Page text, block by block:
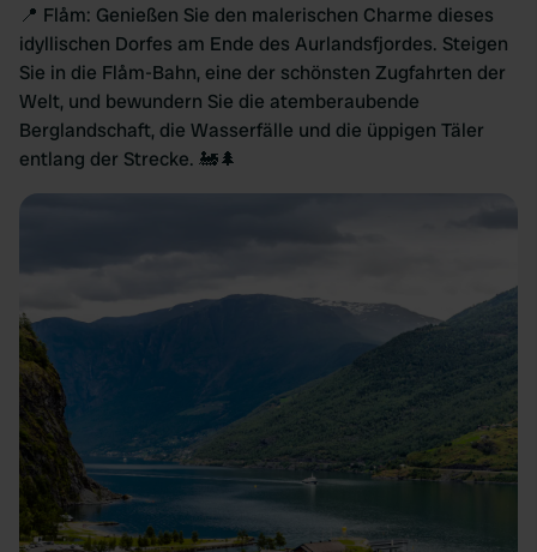
📍 Flåm: Genießen Sie den malerischen Charme dieses
idyllischen Dorfes am Ende des Aurlandsfjordes. Steigen
Sie in die Flåm-Bahn, eine der schönsten Zugfahrten der
Welt, und bewundern Sie die atemberaubende
Berglandschaft, die Wasserfälle und die üppigen Täler
entlang der Strecke. 🚂🌲